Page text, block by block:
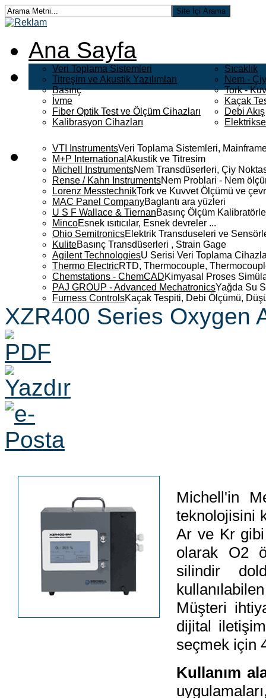
Ana Sayfa
Veri Toplama Sistemleri
Titreşim ve Akustik Yazılımları
Basınç
İvme
Fiber Optik Test ve Ölçüm Cihazları
Kalibrasyon Cihazları
Sıcaklık
Nem -
Tork -
Kaçak
Debi Akış
VTI InstrumentsVeri Toplama Sistemleri,
M+P International Akustik ve Titresim
Michell InstrumentsNem Transdüserleri, Çiy
Rense / Kahn InstrumentsNem Problari - Nem
Lorenz MesstechnikTork ve Kuvvet Ölçümü ve
MAC Panel CompanyBaglantı ara yüzleri
U S F Wallace & TiernanBasınç Ölçüm
MincoEsnek ısıtıcılar, Esnek devreler ...
Ohio SemitronicsElektrik Transduseleri ve
KuliteBasınç Transdüserleri , Strain Gage
Agilent TechnologiesU Serisi Veri Toplama
Thermo ElectricRTD, Thermocouple,
Chemstations - ChemCADKimyasal Proses
PAJ GROUP - Advanced MechatronicsYağda Su
Furness ControlsKaçak Tespiti, Debi Ölçümü,
XZR400 Series Oxygen
Michell'in
teknolojisini
Ar ve Kr gibi
olarak O2
silindir
Müşteri
dijital
seçmek için
Kullanım